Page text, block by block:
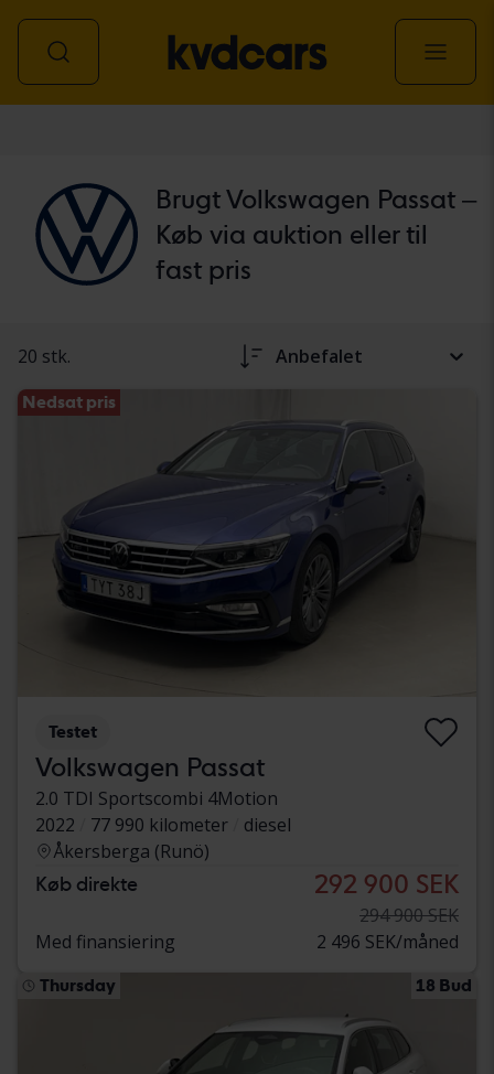
Brugt Volkswagen Passat –
Køb via auktion eller til
fast pris
20 stk. Anbefalet
Nedsat pris
Testet
Volkswagen Passat
2.0 TDI Sportscombi 4Motion
2022
77 990 kilometer
diesel
Åkersberga (Runö)
Køb direkte 292 900 SEK
294 900 SEK
Med finansiering
2 496 SEK/måned
Thursday 18 Bud